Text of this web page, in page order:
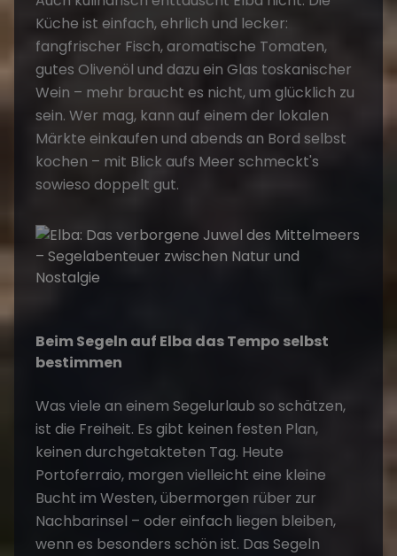
Küche ist einfach, ehrlich und lecker:
fangfrischer Fisch, aromatische Tomaten,
gutes Olivenöl und dazu ein Glas toskanischer
Wein – mehr braucht es nicht, um glücklich zu
sein. Wer mag, kann auf einem der lokalen
Märkte einkaufen und abends an Bord selbst
kochen – mit Blick aufs Meer schmeckt's
sowieso doppelt gut.
Beim Segeln auf Elba das Tempo selbst
bestimmen
Was viele an einem Segelurlaub so schätzen,
ist die Freiheit. Es gibt keinen festen Plan,
keinen durchgetakteten Tag. Heute
Portoferraio, morgen vielleicht eine kleine
Bucht im Westen, übermorgen rüber zur
Nachbarinsel – oder einfach liegen bleiben,
wenn es besonders schön ist. Das Segeln